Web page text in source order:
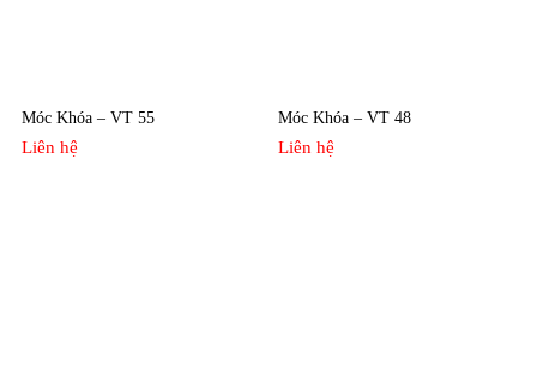
Móc Khóa – VT 55
Liên hệ
Móc Khóa – VT 48
Liên hệ